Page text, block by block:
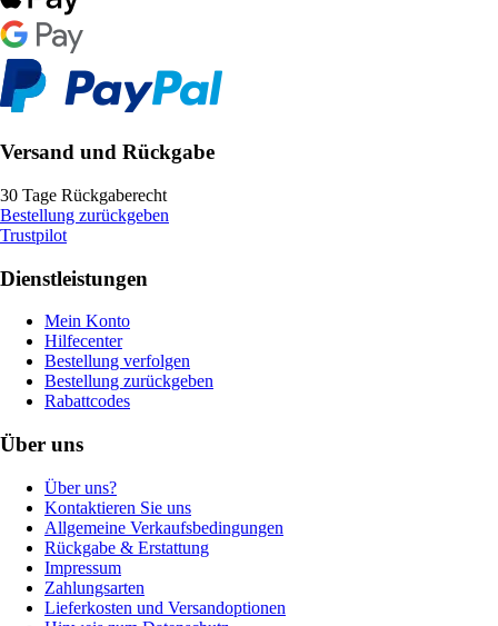
Versand und Rückgabe
30 Tage Rückgaberecht
Bestellung zurückgeben
Trustpilot
Dienstleistungen
Mein Konto
Hilfecenter
Bestellung verfolgen
Bestellung zurückgeben
Rabattcodes
Über uns
Über uns?
Kontaktieren Sie uns
Allgemeine Verkaufsbedingungen
Rückgabe & Erstattung
Impressum
Zahlungsarten
Lieferkosten und Versandoptionen